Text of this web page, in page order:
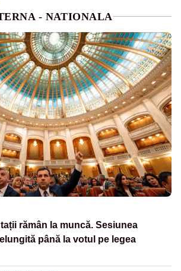
- NATIONALA
rămân la muncă. Sesiunea
până la votul pe legea